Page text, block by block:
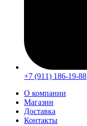
+7 (911) 186-19-88
О компании
Магазин
Доставка
Контакты